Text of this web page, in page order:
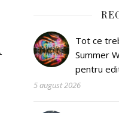
Tot ce
Summer
pentru
5 august 2026